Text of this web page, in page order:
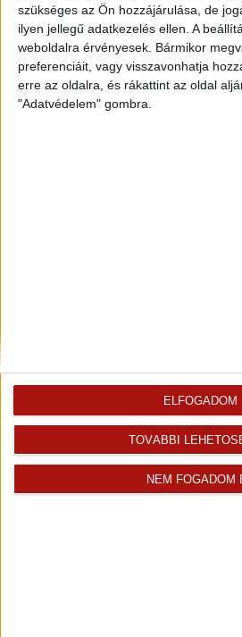
szükséges az Ön hozzájárulása, de
ilyen jellegű adatkezelés ellen. A
weboldalra érvényesek. Bármikor
preferenciáit, vagy visszavonhatja
erre az oldalra, és rákattint az oldal
"Adatvédelem" gombra.
TOVÁBBI
NEM FOGADOM
ELFOGADOM